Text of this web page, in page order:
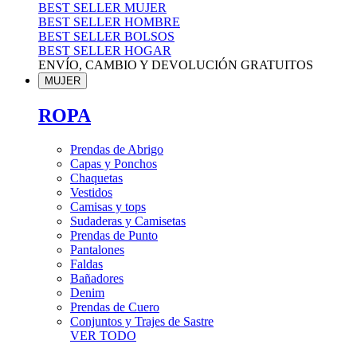
BEST SELLER MUJER
BEST SELLER HOMBRE
BEST SELLER BOLSOS
BEST SELLER HOGAR
ENVÍO, CAMBIO Y DEVOLUCIÓN GRATUITOS
MUJER
ROPA
Prendas de Abrigo
Capas y Ponchos
Chaquetas
Vestidos
Camisas y tops
Sudaderas y Camisetas
Prendas de Punto
Pantalones
Faldas
Bañadores
Denim
Prendas de Cuero
Conjuntos y Trajes de Sastre
VER TODO